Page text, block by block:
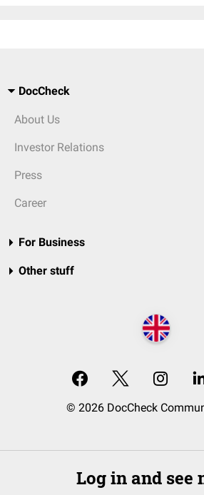
DocCheck
About Us
Investor Relations
Press
Career
For Business
Other stuff
© 2026 DocCheck
Log in and see